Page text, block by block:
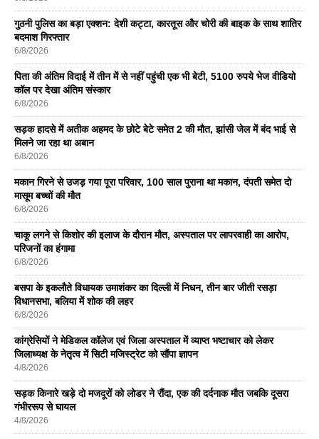
गुठनी पुलिस का बड़ा एक्शन: देशी कट्टा, कारतूस और चोरी की बाइक के साथ शातिर
बदमाश गिरफ्तार
6/8/2026
पिता की अंतिम विदाई में तीन में से नहीं पहुंची एक भी बेटी, 5100 रुपये भेज वीडियो
कॉल पर देखा अंतिम संस्कार
6/8/2026
सड़क हादसे में अतीक अहमद के छोटे बेटे समेत 2 की मौत, झांसी जेल में बंद भाई से
मिलने जा रहा था अबान
6/8/2026
मकान गिरने से उजड़ गया पूरा परिवार, 100 साल पुराना था मकान, दंपती समेत दो
मासूम बच्चों की मौत
6/8/2026
चाकू लगने से किशोर की इलाज के दौरान मौत, अस्पताल पर लापरवाही का आरोप,
परिजनों का हंगामा
6/8/2026
बसपा के इकलाैते विधायक उमाशंकर का दिल्ली में निधन, तीन बार जीती रसड़ा
विधानसभा, बलिया में शोक की लहर
6/8/2026
कांग्रेसियों ने मेडिकल कॉलेज एवं जिला अस्पताल में व्याप्त भष्टाचार को लेकर
जिलाध्यक्ष के नेतृत्व में सिटी मजिस्ट्रेट को सौंपा ज्ञापन
4/8/2026
सड़क किनारे खड़े दो मजदूरों को लोडर ने रौंदा, एक की दर्दनाक मौत जबकि दूसरा
गंभीररूप से घायल
4/8/2026